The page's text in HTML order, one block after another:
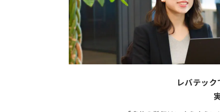
レバテッ